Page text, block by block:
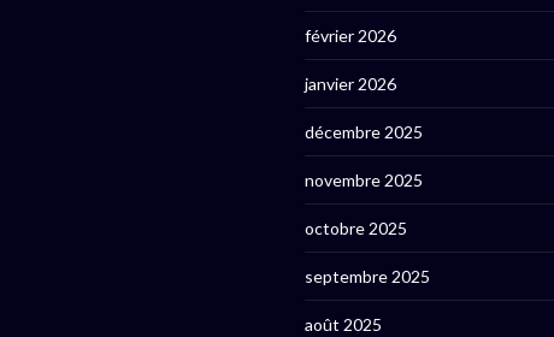
février 2026
janvier 2026
décembre 2025
novembre 2025
octobre 2025
septembre 2025
août 2025